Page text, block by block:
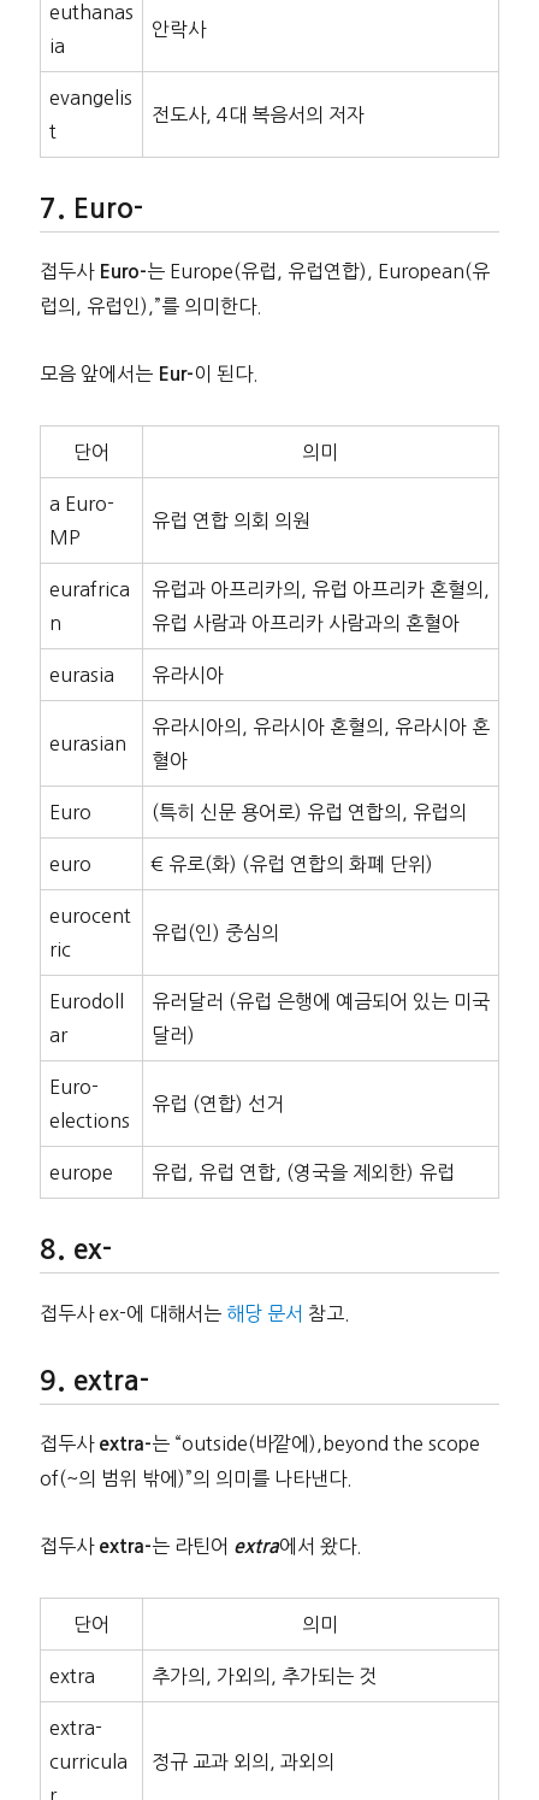
euthanas
ia
안락사
evangelis
t
전도사, 4대 복음서의 저자
Euro-
접두사 Euro-는 Europe(유럽, 유럽연합), European(유
럽의, 유럽인),”를 의미한다.
모음 앞에서는 Eur- 이 된다.
단어 의미
a Euro-
MP
유럽 연합 의회 의원
eurafrica
n
유럽과 아프리카의, 유럽 아프리카 혼혈의,
유럽 사람과 아프리카 사람과의 혼혈아
eurasia 유라시아
eurasian
유라시아의, 유라시아 혼혈의, 유라시아 혼
혈아
Euro (특히 신문 용어로) 유럽 연합의, 유럽의
euro € 유로(화) (유럽 연합의 화폐 단위)
eurocent
ric
유럽(인) 중심의
Eurodoll
ar
유러달러 (유럽 은행에 예금되어 있는 미국
달러)
Euro-
elections
유럽 (연합) 선거
europe 유럽, 유럽 연합, (영국을 제외한) 유럽
ex-
접두사 ex-에 대해서는 해당 문서 참고.
extra-
접두사 extra-는 “outside(바깥에),beyond the scope
of(~의 범위 밖에)”의 의미를 나타낸다.
접두사 extra-는 라틴어 extra에서 왔다.
단어 의미
extra 추가의, 가외의, 추가되는 것
extra-
curricula
r
정규 교과 외의, 과외의